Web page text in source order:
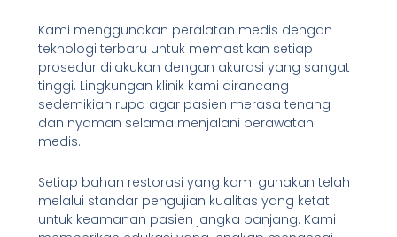
Kami menggunakan peralatan medis dengan
teknologi terbaru untuk memastikan setiap
prosedur dilakukan dengan akurasi yang sangat
tinggi. Lingkungan klinik kami dirancang
sedemikian rupa agar pasien merasa tenang
dan nyaman selama menjalani perawatan
medis.
Setiap bahan restorasi yang kami gunakan telah
melalui standar pengujian kualitas yang ketat
untuk keamanan pasien jangka panjang. Kami